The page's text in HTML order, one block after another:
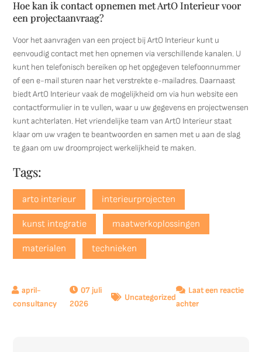
Hoe kan ik contact opnemen met ArtO Interieur voor
een projectaanvraag?
Voor het aanvragen van een project bij ArtO Interieur kunt u
eenvoudig contact met hen opnemen via verschillende kanalen. U
kunt hen telefonisch bereiken op het opgegeven telefoonnummer
of een e-mail sturen naar het verstrekte e-mailadres. Daarnaast
biedt ArtO Interieur vaak de mogelijkheid om via hun website een
contactformulier in te vullen, waar u uw gegevens en projectwensen
kunt achterlaten. Het vriendelijke team van ArtO Interieur staat
klaar om uw vragen te beantwoorden en samen met u aan de slag
te gaan om uw droomproject werkelijkheid te maken.
Tags:
arto interieur interieurprojecten
kunst integratie maatwerkoplossingen
materialen technieken
07 juli
2026
Uncategorized
Laat een reactie
achterop